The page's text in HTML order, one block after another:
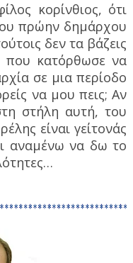
κορίνθιος, ότι
πρώην δημάρχου
δεν τα βάζεις
που κατόρθωσε να
σε μια περίοδο
να μου πεις; Αν
στήλη αυτή, του
είναι γείτονάς
αναμένω να δω το